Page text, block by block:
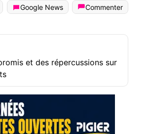
Google News
Commenter
et des répercussions sur